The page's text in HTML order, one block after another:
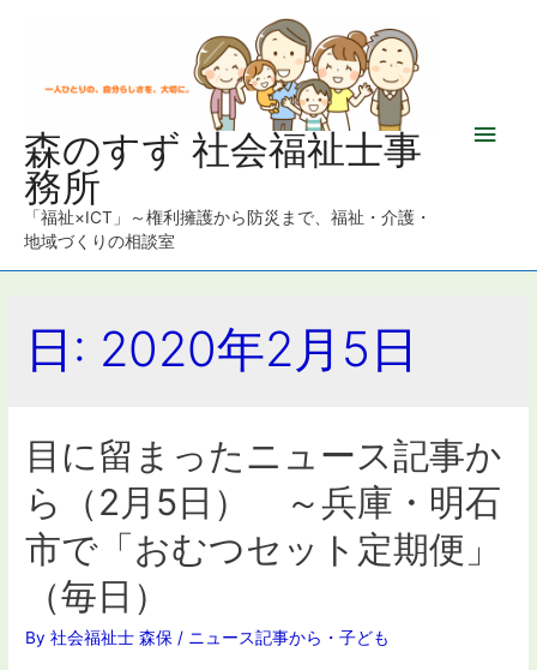
森のすず 社会福祉士事
務所
「福祉×ICT」～権利擁護から防災まで、福祉・介護・
地域づくりの相談室
メ
ー
日: 2020年2月5日
目に留まったニュース記事か
ら（2月5日） ～兵庫・明石
市で「おむつセット定期便」
（毎日）
By社会福祉士 森保 / ニュース記事から ・子ども